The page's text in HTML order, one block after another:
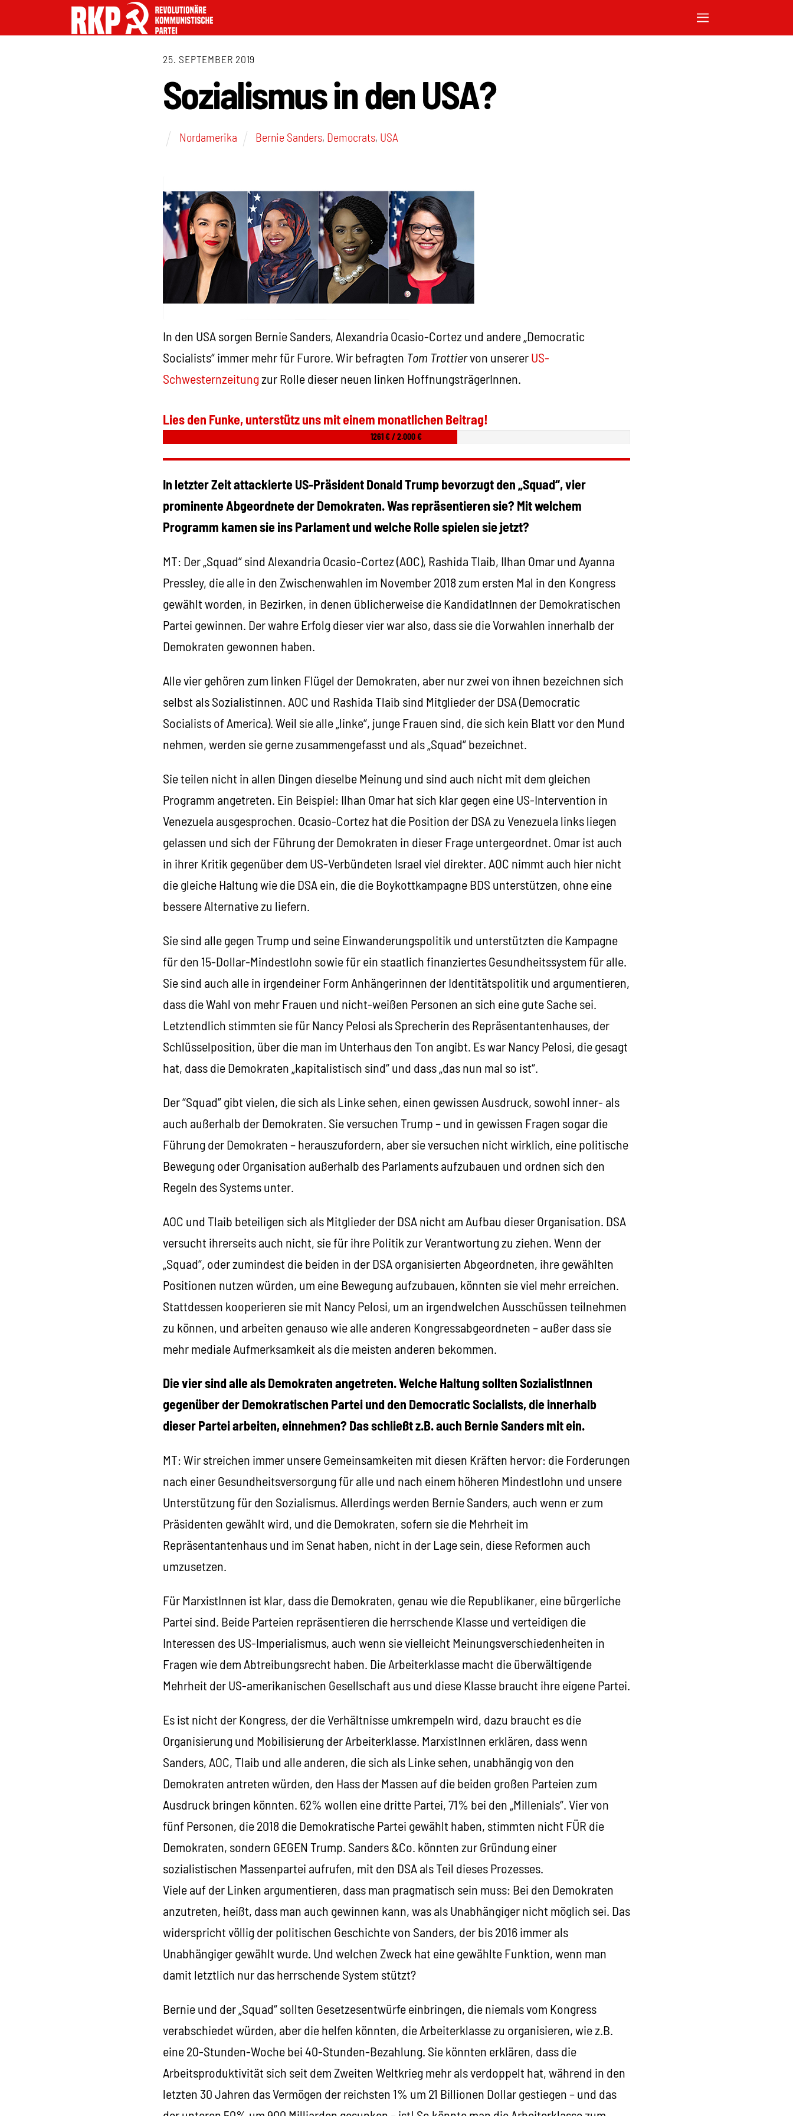
25. SEPTEMBER 2019
Sozialismus in den USA?
Nordamerika Bernie Sanders, Democrats, USA
In den USA sorgen Bernie Sanders, Alexandria Ocasio-Cortez und andere „Democratic
Socialists“ immer mehr für Furore. Wir befragten Tom Trottiervon unsererUS-
Schwesternzeitungzur Rolle dieser neuen linken HoffnungsträgerInnen.
Lies den Funke, unterstütz uns mit einem monatlichen Beitrag!
1261 € / 2.000 €
In letzter Zeit attackierte US-Präsident Donald Trump bevorzugt den „Squad“, vier
prominente Abgeordnete der Demokraten. Was repräsentieren sie? Mit welchem
Programm kamen sie ins Parlament und welche Rolle spielen sie jetzt?
MT: Der „Squad“ sind Alexandria Ocasio-Cortez (AOC), Rashida Tlaib, Ilhan Omar und Ayanna
Pressley, die alle in den Zwischenwahlen im November 2018 zum ersten Mal in den Kongress
gewählt worden, in Bezirken, in denen üblicherweise die KandidatInnen der Demokratischen
Partei gewinnen. Der wahre Erfolg dieser vier war also, dass sie die Vorwahlen innerhalb der
Demokraten gewonnen haben.
Alle vier gehören zum linken Flügel der Demokraten, aber nur zwei von ihnen bezeichnen sich
selbst als Sozialistinnen. AOC und Rashida Tlaib sind Mitglieder der DSA (Democratic
Socialists of America). Weil sie alle „linke“, junge Frauen sind, die sich kein Blatt vor den Mund
nehmen, werden sie gerne zusammengefasst und als „Squad“ bezeichnet.
Sie teilen nicht in allen Dingen dieselbe Meinung und sind auch nicht mit dem gleichen
Programm angetreten. Ein Beispiel: Ilhan Omar hat sich klar gegen eine US-Intervention in
Venezuela ausgesprochen. Ocasio-Cortez hat die Position der DSA zu Venezuela links liegen
gelassen und sich der Führung der Demokraten in dieser Frage untergeordnet. Omar ist auch
in ihrer Kritik gegenüber dem US-Verbündeten Israel viel direkter. AOC nimmt auch hier nicht
die gleiche Haltung wie die DSA ein, die die Boykottkampagne BDS unterstützen, ohne eine
bessere Alternative zu liefern.
Sie sind alle gegen Trump und seine Einwanderungspolitik und unterstützten die Kampagne
für den 15-Dollar-Mindestlohn sowie für ein staatlich finanziertes Gesundheitssystem für alle.
Sie sind auch alle in irgendeiner Form Anhängerinnen der Identitätspolitik und argumentieren,
dass die Wahl von mehr Frauen und nicht-weißen Personen an sich eine gute Sache sei.
Letztendlich stimmten sie für Nancy Pelosi als Sprecherin des Repräsentantenhauses, der
Schlüsselposition, über die man im Unterhaus den Ton angibt. Es war Nancy Pelosi, die gesagt
hat, dass die Demokraten „kapitalistisch sind“ und dass „das nun mal so ist“.
Der “Squad” gibt vielen, die sich als Linke sehen, einen gewissen Ausdruck, sowohl inner- als
auch außerhalb der Demokraten. Sie versuchen Trump – und in gewissen Fragen sogar die
Führung der Demokraten – herauszufordern, aber sie versuchen nicht wirklich, eine politische
Bewegung oder Organisation außerhalb des Parlaments aufzubauen und ordnen sich den
Regeln des Systems unter.
AOC und Tlaib beteiligen sich als Mitglieder der DSA nicht am Aufbau dieser Organisation. DSA
versucht ihrerseits auch nicht, sie für ihre Politik zur Verantwortung zu ziehen. Wenn der
„Squad“, oder zumindest die beiden in der DSA organisierten Abgeordneten, ihre gewählten
Positionen nutzen würden, um eine Bewegung aufzubauen, könnten sie viel mehr erreichen.
Stattdessen kooperieren sie mit Nancy Pelosi, um an irgendwelchen Ausschüssen teilnehmen
zu können, und arbeiten genauso wie alle anderen Kongressabgeordneten – außer dass sie
mehr mediale Aufmerksamkeit als die meisten anderen bekommen.
Die vier sind alle als Demokraten angetreten. Welche Haltung sollten SozialistInnen
gegenüber der Demokratischen Partei und den Democratic Socialists, die innerhalb
dieser Partei arbeiten, einnehmen? Das schließt z.B. auch Bernie Sanders mit ein.
MT: Wir streichen immer unsere Gemeinsamkeiten mit diesen Kräften hervor: die Forderungen
nach einer Gesundheitsversorgung für alle und nach einem höheren Mindestlohn und unsere
Unterstützung für den Sozialismus. Allerdings werden Bernie Sanders, auch wenn er zum
Präsidenten gewählt wird, und die Demokraten, sofern sie die Mehrheit im
Repräsentantenhaus und im Senat haben, nicht in der Lage sein, diese Reformen auch
umzusetzen.
Für MarxistInnen ist klar, dass die Demokraten, genau wie die Republikaner, eine bürgerliche
Partei sind. Beide Parteien repräsentieren die herrschende Klasse und verteidigen die
Interessen des US-Imperialismus, auch wenn sie vielleicht Meinungsverschiedenheiten in
Fragen wie dem Abtreibungsrecht haben. Die Arbeiterklasse macht die überwältigende
Mehrheit der US-amerikanischen Gesellschaft aus und diese Klasse braucht ihre eigene Partei.
Es ist nicht der Kongress, der die Verhältnisse umkrempeln wird, dazu braucht es die
Organisierung und Mobilisierung der Arbeiterklasse. MarxistInnen erklären, dass wenn
Sanders, AOC, Tlaib und alle anderen, die sich als Linke sehen, unabhängig von den
Demokraten antreten würden, den Hass der Massen auf die beiden großen Parteien zum
Ausdruck bringen könnten. 62% wollen eine dritte Partei, 71% bei den „Millenials“. Vier von
fünf Personen, die 2018 die Demokratische Partei gewählt haben, stimmten nicht FÜR die
Demokraten, sondern GEGEN Trump. Sanders &Co. könnten zur Gründung einer
sozialistischen Massenpartei aufrufen, mit den DSA als Teil dieses Prozesses.
Viele auf der Linken argumentieren, dass man pragmatisch sein muss: Bei den Demokraten
anzutreten, heißt, dass man auch gewinnen kann, was als Unabhängiger nicht möglich sei. Das
widerspricht völlig der politischen Geschichte von Sanders, der bis 2016 immer als
Unabhängiger gewählt wurde. Und welchen Zweck hat eine gewählte Funktion, wenn man
damit letztlich nur das herrschende System stützt?
Bernie und der „Squad“ sollten Gesetzesentwürfe einbringen, die niemals vom Kongress
verabschiedet würden, aber die helfen könnten, die Arbeiterklasse zu organisieren, wie z.B.
eine 20-Stunden-Woche bei 40-Stunden-Bezahlung. Sie könnten erklären, dass die
Arbeitsproduktivität sich seit dem Zweiten Weltkrieg mehr als verdoppelt hat, während in den
letzten 30 Jahren das Vermögen der reichsten 1% um 21 Billionen Dollar gestiegen – und das